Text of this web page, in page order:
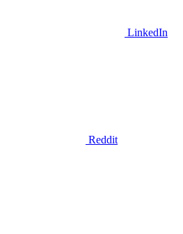
LinkedIn
Reddit